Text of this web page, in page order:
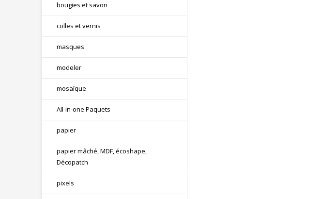
bougies et savon
colles et vernis
masques
modeler
mosaïque
All-in-one Paquets
papier
papier mâché, MDF, écoshape,
Décopatch
pixels